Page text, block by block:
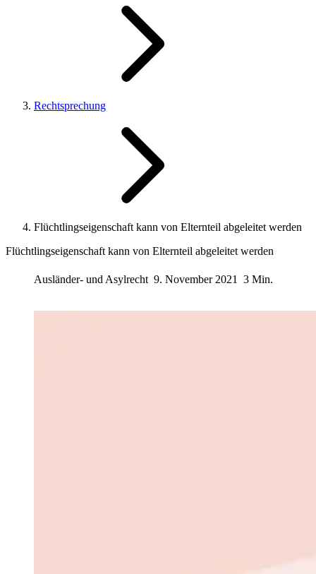
Rechtsprechung
Flüchtlingseigenschaft kann von Elternteil abgeleitet werden
Flüchtlingseigenschaft kann von Elternteil abgeleitet werden
Ausländer- und Asylrecht 9. November 2021 3 Min.